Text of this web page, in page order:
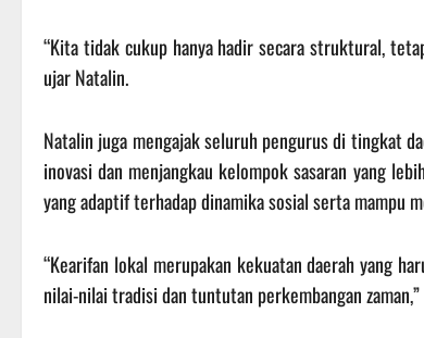
“Kita tidak cukup hanya hadir secara struktural,
ujar Natalin.
Natalin juga mengajak seluruh pengurus di tingkat
inovasi dan menjangkau kelompok sasaran yang
yang adaptif terhadap dinamika sosial serta mampu
“Kearifan lokal merupakan kekuatan daerah yang
nilai-nilai tradisi dan tuntutan perkembangan